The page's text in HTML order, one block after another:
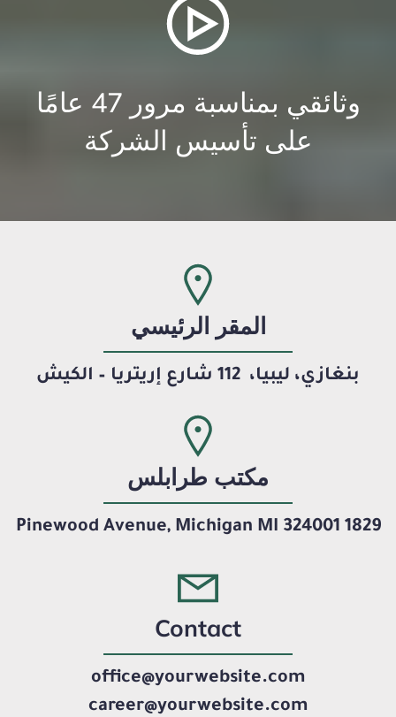
وثائقي بمناسبة مرور 47 عامًا
على تأسيس الشركة
المقر الرئيسي
بنغازي، ليبيا، 112 شارع إريتريا – الكيش
مكتب طرابلس
1829 Pinewood Avenue, Michigan MI 324001
Contact
office@yourwebsite.com
career@yourwebsite.com